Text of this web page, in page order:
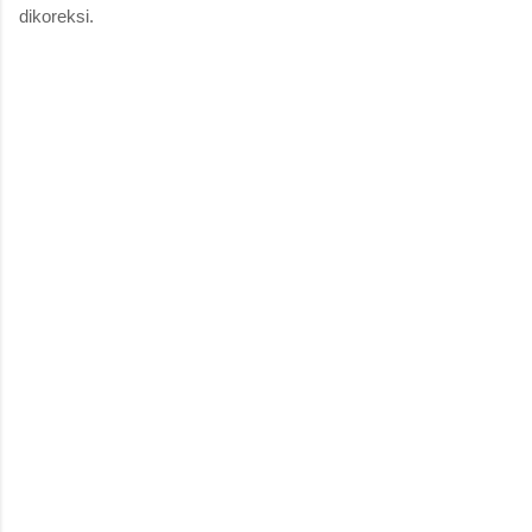
dikoreksi.